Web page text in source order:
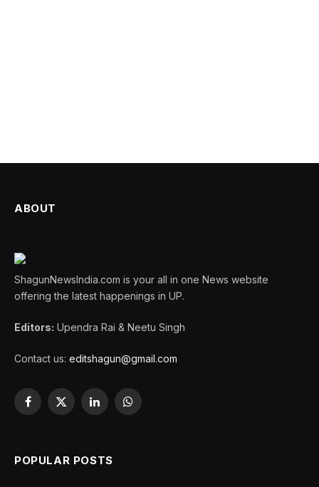
ABOUT
ShagunNewsIndia.com is your all in one News website
offering the latest happenings in UP.
Editors: Upendra Rai & Neetu Singh
Contact us: editshagun@gmail.com
Facebook
X
LinkedInWhatsApp
POPULAR POSTS